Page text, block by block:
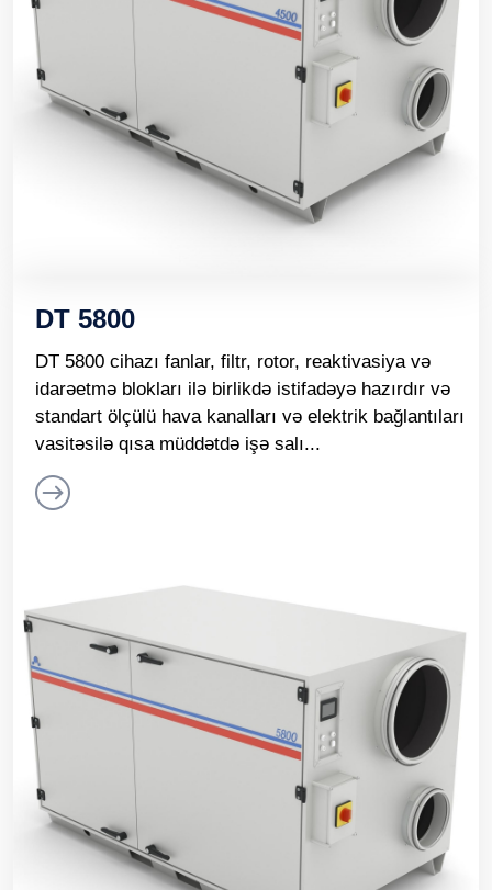
DT 5800
DT 5800 cihazı fanlar, filtr, rotor, reaktivasiya və
idarəetmə blokları ilə birlikdə istifadəyə hazırdır və
standart ölçülü hava kanalları və elektrik bağlantıları
vasitəsilə qısa müddətdə işə salı...